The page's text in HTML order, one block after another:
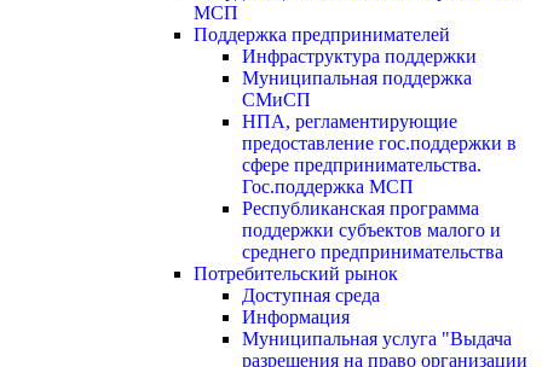
МСП
Поддержка предпринимателей
Инфраструктура поддержки
Муниципальная поддержка
СМиСП
НПА, регламентирующие
предоставление гос.поддержки в
сфере предпринимательства.
Гос.поддержка МСП
Республиканская программа
поддержки субъектов малого и
среднего предпринимательства
Потребительский рынок
Доступная среда
Информация
Муниципальная услуга "Выдача
разрешения на право организации